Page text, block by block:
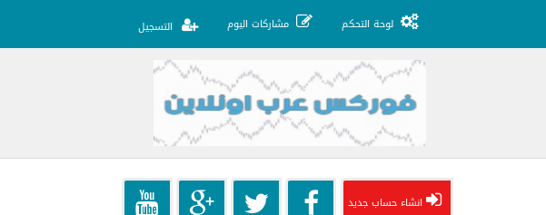
لوحة التحكم مشاركات اليوم التسجيل
انشاء حساب جديد